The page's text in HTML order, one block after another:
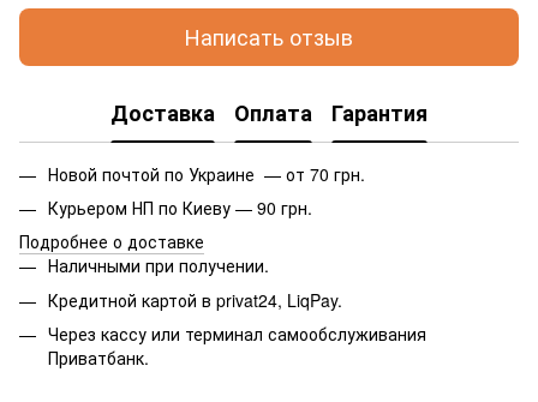
Написать отзыв
Доставка Оплата Гарантия
Новой почтой по Украине — от 70 грн.
Курьером НП по Киеву — 90 грн.
Подробнее о доставке
Наличными при получении.
Кредитной картой в privat24, LiqPay.
Через кассу или терминал самообслуживания
Приватбанк.